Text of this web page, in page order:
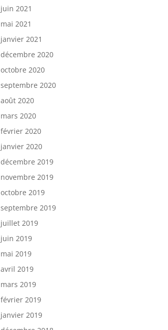
juin 2021
mai 2021
janvier 2021
décembre 2020
octobre 2020
septembre 2020
août 2020
mars 2020
février 2020
janvier 2020
décembre 2019
novembre 2019
octobre 2019
septembre 2019
juillet 2019
juin 2019
mai 2019
avril 2019
mars 2019
février 2019
janvier 2019